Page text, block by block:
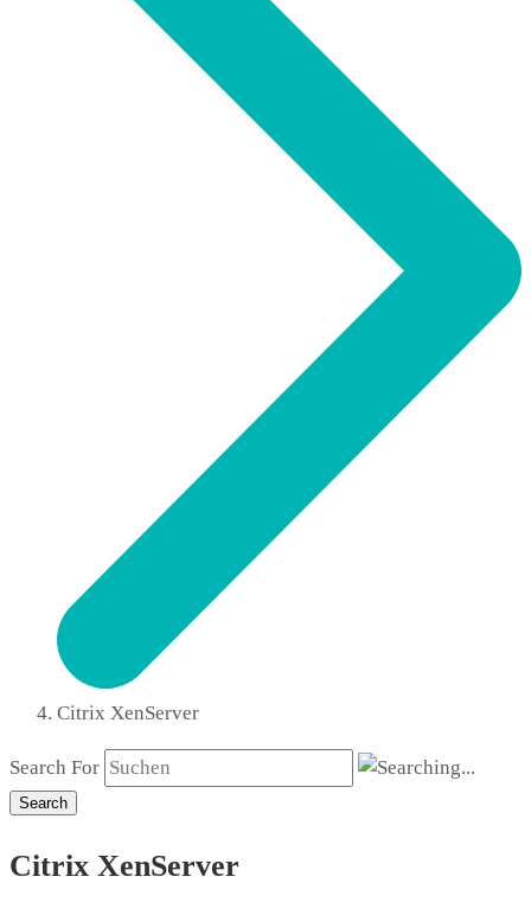
Citrix XenServer
Search For
Search
Citrix XenServer